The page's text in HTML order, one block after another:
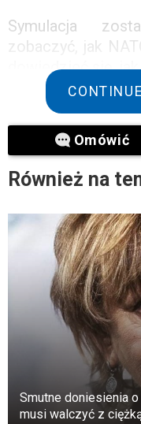
Symulacja
zobaczyć, jak
dowiedzieć się,
Na Litwie z
niemieckich
i broni, w tymOmówić
Również na
Smutne doniesienia
musi walczyć z